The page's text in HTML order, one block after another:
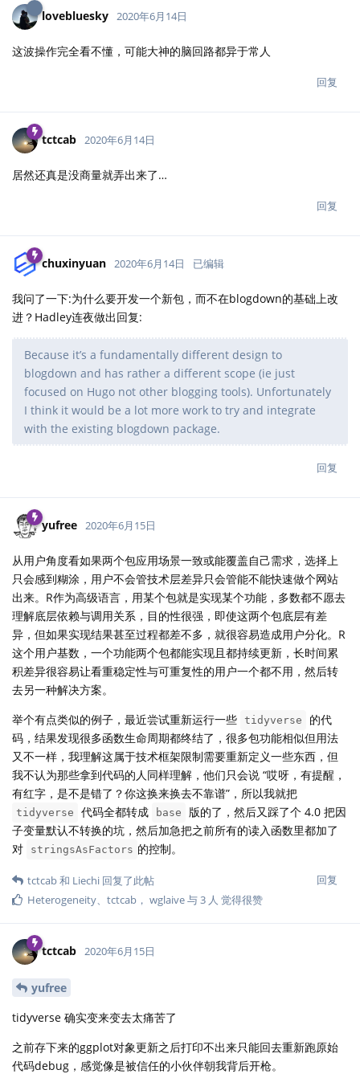
lovebluesky 2020年6月14日
这波操作完全看不懂，可能大神的脑回路都异于常人
回复
tctcab 2020年6月14日
居然还真是没商量就弄出来了…
回复
chuxinyuan 2020年6月14日 已编辑
我问了一下:为什么要开发一个新包，而不在blogdown的基础上改
进？Hadley连夜做出回复:
Because it’s a fundamentally different design to
blogdown and has rather a different scope (ie just
focused on Hugo not other blogging tools). Unfortunately
I think it would be a lot more work to try and integrate
with the existing blogdown package.
回复
yufree 2020年6月15日
从用户角度看如果两个包应用场景一致或能覆盖自己需求，选择上
只会感到糊涂，用户不会管技术层差异只会管能不能快速做个网站
出来。R作为高级语言，用某个包就是实现某个功能，多数都不愿去
理解底层依赖与调用关系，目的性很强，即使这两个包底层有差
异，但如果实现结果甚至过程都差不多，就很容易造成用户分化。R
这个用户基数，一个功能两个包都能实现且都持续更新，长时间累
积差异很容易让看重稳定性与可重复性的用户一个都不用，然后转
去另一种解决方案。
举个有点类似的例子，最近尝试重新运行一些 tidyverse
的代
码，结果发现很多函数生命周期都终结了，很多包功能相似但用法
又不一样，我理解这属于技术框架限制需要重新定义一些东西，但
我不认为那些拿到代码的人同样理解，他们只会说 “哎呀，有提醒，
有红字，是不是错了？你这换来换去不靠谱”，所以我就把
tidyverse 代码全都转成 base
版的了，然后又踩了个 4.0 把因
子变量默认不转换的坑，然后加急把之前所有的读入函数里都加了
对
stringsAsFactors 的控制。
回复
tctcab和 Liechi 回复了此帖
Heterogeneity、 tctcab ， wglaive与3 人 觉得很赞
tctcab 2020年6月15日
yufree
tidyverse 确实变来变去太痛苦了
之前存下来的ggplot对象更新之后打印不出来只能回去重新跑原始
代码debug，感觉像是被信任的小伙伴朝我背后开枪。